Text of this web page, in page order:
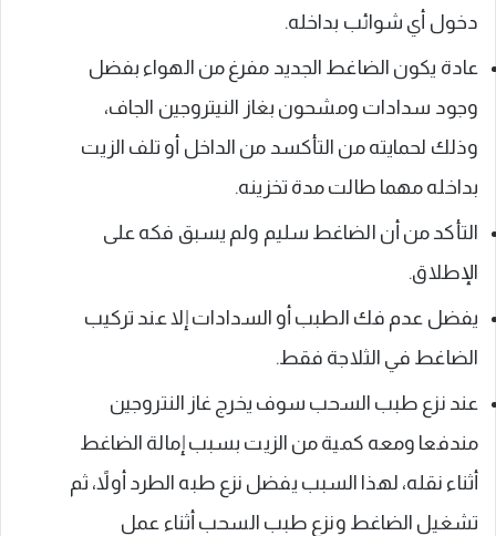
دخول أي شوائب بداخله.
عادة يكون الضاغط الجديد مفرغ من الهواء بفضل
وجود سدادات ومشحون بغاز النيتروجين الجاف،
وذلك لحمايته من التأكسد من الداخل أو تلف الزيت
بداخله مهما طالت مدة تخزينه.
التأكد من أن الضاغط سليم ولم يسبق فكه على
الإطلاق.
يفضل عدم فك الطبب أو السدادات إلا عند تركيب
الضاغط في الثلاجة فقط.
عند نزع طبب السحب سوف يخرج غاز النتروجين
مندفعا ومعه كمية من الزيت بسبب إمالة الضاغط
أثناء نقله، لهذا السبب يفضل نزع طبه الطرد أولاً، ثم
تشغيل الضاغط ونزع طبب السحب أثناء عمل